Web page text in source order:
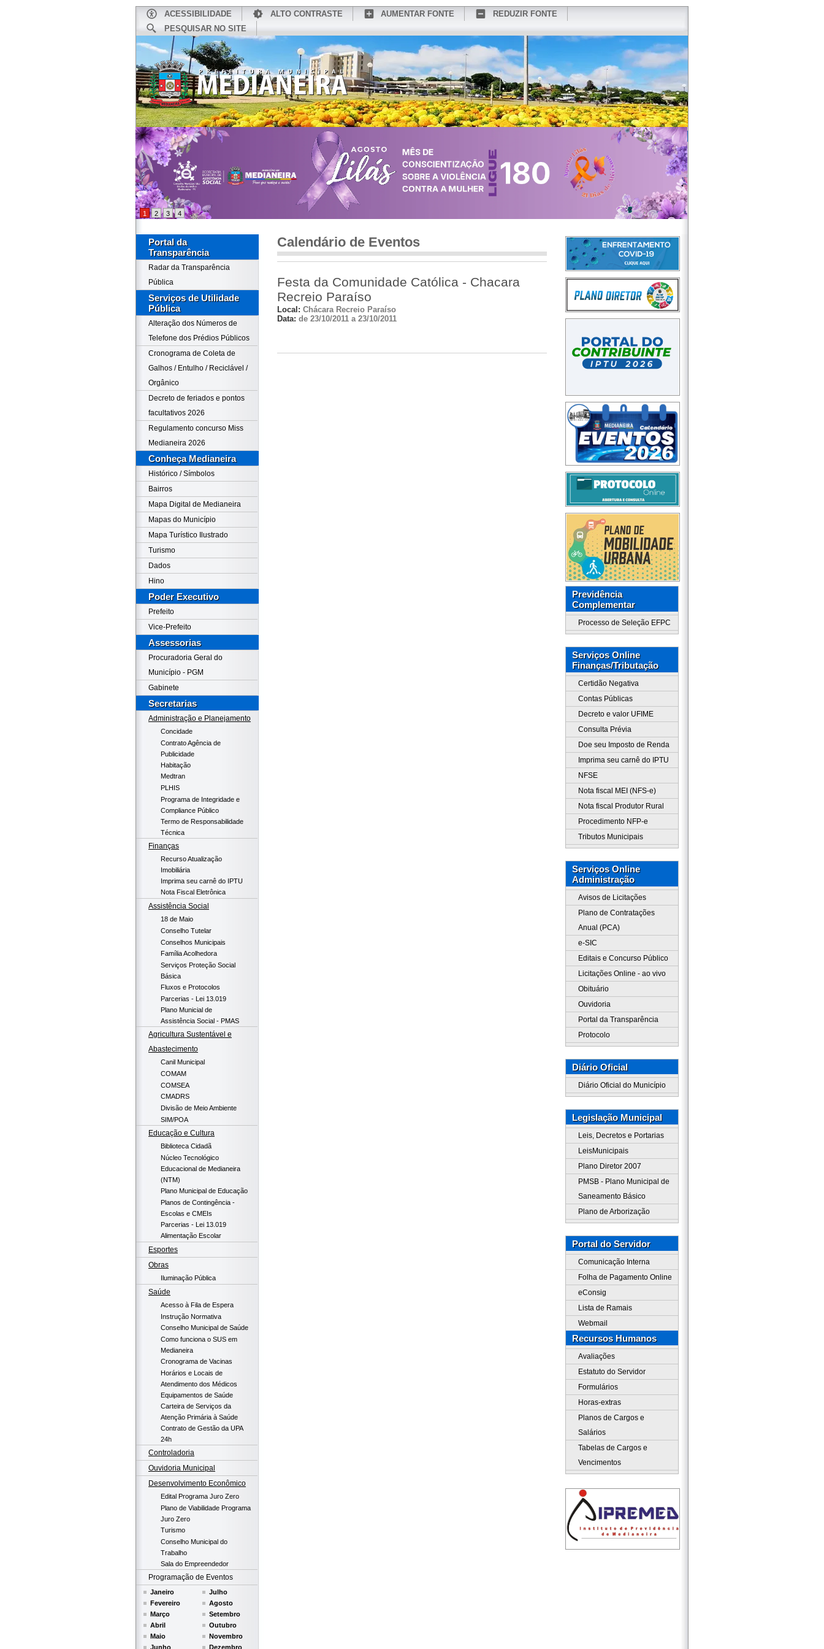
ACESSIBILIDADE ALTO CONTRASTE AUMENTAR FONTE
REDUZIR FONTE
PESQUISAR NO SITE
CONHEÇA MEDIANEIRA REDES SOCIAIS WEBMAIL
1 2 3 4
Portal da
Transparência
Radar da Transparência
Pública
Serviços de Utilidade
Pública
Alteração dos Números de
Telefone dos Prédios Públicos
Cronograma de Coleta de
Galhos / Entulho / Reciclável /
Orgânico
Decreto de feriados e pontos
facultativos 2026
Regulamento concurso Miss
Medianeira 2026
Conheça Medianeira
Histórico / Símbolos
Bairros
Mapa Digital de Medianeira
Mapas do Município
Mapa Turístico Ilustrado
Turismo
Dados
Hino
Poder Executivo
Prefeito
Vice-Prefeito
Assessorias
Procuradoria Geral do
Município - PGM
Gabinete
Secretarias
Administração e Planejamento
Concidade
Contrato Agência de
Publicidade
Habitação
Medtran
PLHIS
Programa de Integridade e
Compliance Público
Termo de Responsabilidade
Técnica
Finanças
Recurso Atualização
Imobiliária
Imprima seu carnê do IPTU
Nota Fiscal Eletrônica
Assistência Social
18 de Maio
Conselho Tutelar
Conselhos Municipais
Família Acolhedora
Serviços Proteção Social
Básica
Fluxos e Protocolos
Parcerias - Lei 13.019
Plano Municial de
Assistência Social - PMAS
Agricultura Sustentável e
Abastecimento
Canil Municipal
COMAM
COMSEA
CMADRS
Divisão de Meio Ambiente
SIM/POA
Educação e Cultura
Biblioteca Cidadã
Núcleo Tecnológico
Educacional de Medianeira
(NTM)
Plano Municipal de Educação
Planos de Contingência -
Escolas e CMEIs
Parcerias - Lei 13.019
Alimentação Escolar
Esportes
Obras
Iluminação Pública
Saúde
Acesso à Fila de Espera
Instrução Normativa
Conselho Municipal de Saúde
Como funciona o SUS em
Medianeira
Cronograma de Vacinas
Horários e Locais de
Atendimento dos Médicos
Equipamentos de Saúde
Carteira de Serviços da
Atenção Primária à Saúde
Contrato de Gestão da UPA
24h
Controladoria
Ouvidoria Municipal
Desenvolvimento Econômico
Edital Programa Juro Zero
Plano de Viabilidade Programa
Juro Zero
Turismo
Conselho Municipal do
Trabalho
Sala do Empreendedor
Programação de Eventos
Janeiro
Fevereiro
Março
Abril
Maio
Junho
Julho
Agosto
Setembro
Outubro
Novembro
Dezembro
Calendário de Eventos
Festa da Comunidade Católica - Chacara
Recreio Paraíso
Local: Chácara Recreio Paraíso
Data: de 23/10/2011 a 23/10/2011
Previdência
Complementar
Processo de Seleção EFPC
Serviços Online
Finanças/Tributação
Certidão Negativa
Contas Públicas
Decreto e valor UFIME
Consulta Prévia
Doe seu Imposto de Renda
Imprima seu carnê do IPTU
NFSE
Nota fiscal MEI (NFS-e)
Nota fiscal Produtor Rural
Procedimento NFP-e
Tributos Municipais
Serviços Online
Administração
Avisos de Licitações
Plano de Contratações
Anual (PCA)
e-SIC
Editais e Concurso Público
Licitações Online - ao vivo
Obituário
Ouvidoria
Portal da Transparência
Protocolo
Diário Oficial
Diário Oficial do Município
Legislação Municipal
Leis, Decretos e Portarias
LeisMunicipais
Plano Diretor 2007
PMSB - Plano Municipal de
Saneamento Básico
Plano de Arborização
Portal do Servidor
Comunicação Interna
Folha de Pagamento Online
eConsig
Lista de Ramais
Webmail
Recursos Humanos
Avaliações
Estatuto do Servidor
Formulários
Horas-extras
Planos de Cargos e
Salários
Tabelas de Cargos e
Vencimentos